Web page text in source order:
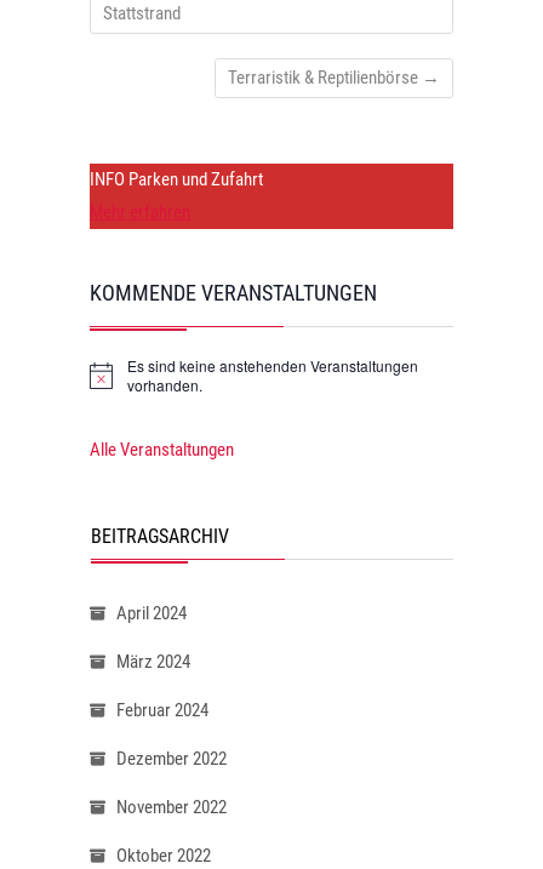
,
N
v
a
t
i
Stattstrand
Terraristik & Reptilienbörse →
INFO Parken und Zufahrt
Mehr erfahren
KOMMENDE VERANSTALTUNGEN
H
w
e
Es sind keine anstehenden Veranstaltungen
vorhanden.
Alle Veranstaltungen
BEITRAGSARCHIV
April 2024
März 2024
Februar 2024
Dezember 2022
November 2022
Oktober 2022